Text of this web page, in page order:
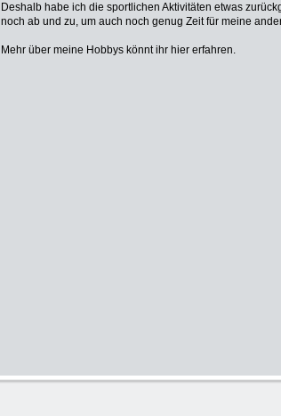
Deshalb habe ich die sportlichen Aktivitäten etwas
noch ab und zu, um auch noch genug Zeit für meine
Mehr über meine Hobbys könnt ihr hier erfahren.